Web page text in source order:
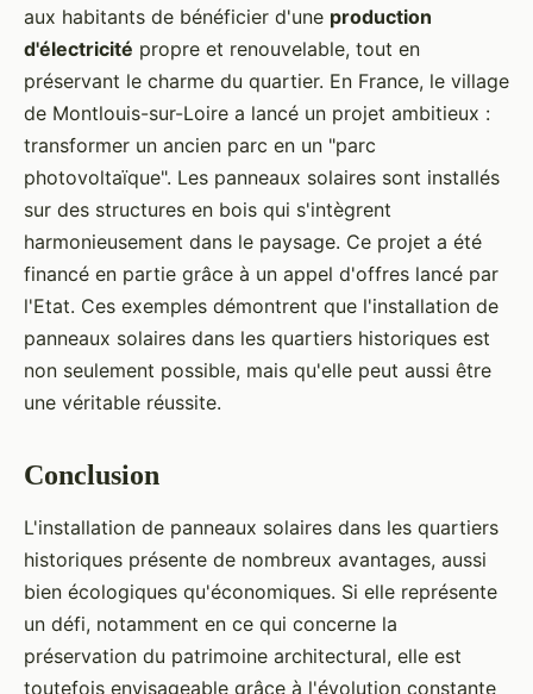
aux habitants de bénéficier d'une production
d'électricité propre et renouvelable, tout en
préservant le charme du quartier. En France, le village
de Montlouis-sur-Loire a lancé un projet ambitieux :
transformer un ancien parc en un "parc
photovoltaïque". Les panneaux solaires sont installés
sur des structures en bois qui s'intègrent
harmonieusement dans le paysage. Ce projet a été
financé en partie grâce à un appel d'offres lancé par
l'Etat. Ces exemples démontrent que l'installation de
panneaux solaires dans les quartiers historiques est
non seulement possible, mais qu'elle peut aussi être
une véritable réussite.
Conclusion
L'installation de panneaux solaires dans les quartiers
historiques présente de nombreux avantages, aussi
bien écologiques qu'économiques. Si elle représente
un défi, notamment en ce qui concerne la
préservation du patrimoine architectural, elle est
toutefois envisageable grâce à l'évolution constante